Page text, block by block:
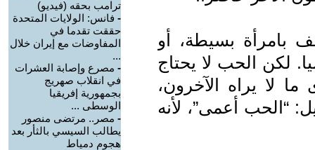
بامرأة بسيطة، أو
لكن الحب لا يحتاج
لا يراه الآخرون،
“الحب أعمى”، لأنه
ترامب بحقه (فيديو)
- فانس: الولايات المتحدة
حققت تقدما في
المفاوضات مع إيران خلال
...
- مصرع وإصابة العشرات
في انقلاب صهريج
بجمهورية إفريقيا
الوسطى ...
- مصر.. مرتضى منصور
يطالب السيسي بالثأر بعد
هجوم دمياط